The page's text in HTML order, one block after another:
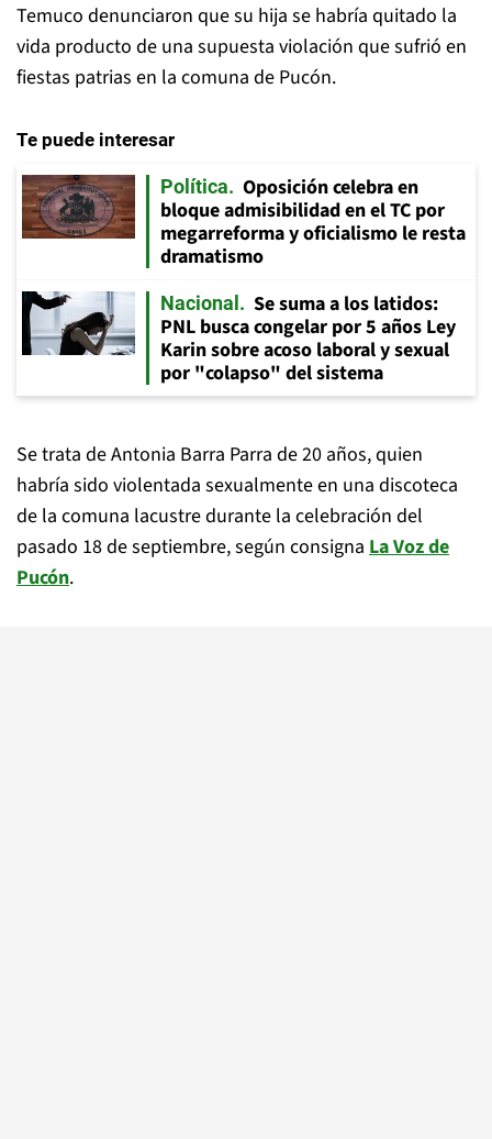
Temuco denunciaron que su hija se habría quitado la
vida producto de una supuesta violación que sufrió en
fiestas patrias en la comuna de Pucón.
Te puede interesar
Política
Oposición celebra en
bloque admisibilidad en el TC por
megarreforma y oficialismo le resta
dramatismo
Nacional
Se suma a los latidos:
PNL busca congelar por 5 años Ley
Karin sobre acoso laboral y sexual
por "colapso" del sistema
Se trata de Antonia Barra Parra de 20 años, quien
habría sido violentada sexualmente en una discoteca
de la comuna lacustre durante la celebración del
pasado 18 de septiembre, según consigna La Voz de
Pucón.